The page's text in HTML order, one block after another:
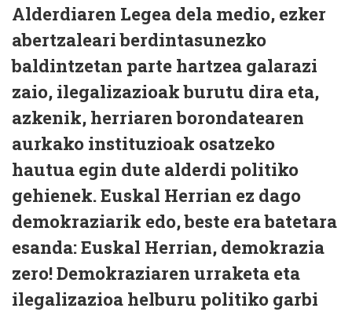
Alderdiaren Legea dela medio, ezker
abertzaleari berdintasunezko
baldintzetan parte hartzea galarazi
zaio, ilegalizazioak burutu dira eta,
azkenik, herriaren borondatearen
aurkako instituzioak osatzeko
hautua egin dute alderdi politiko
gehienek. Euskal Herrian ez dago
demokraziarik edo, beste era batetara
esanda: Euskal Herrian, demokrazia
zero! Demokraziaren urraketa eta
ilegalizazioa helburu politiko garbi